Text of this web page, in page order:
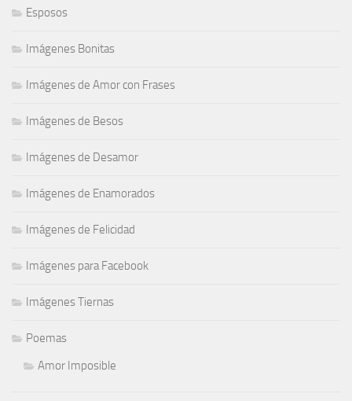
Esposos
Imágenes Bonitas
Imágenes de Amor con Frases
Imágenes de Besos
Imágenes de Desamor
Imágenes de Enamorados
Imágenes de Felicidad
Imágenes para Facebook
Imágenes Tiernas
Poemas
Amor Imposible